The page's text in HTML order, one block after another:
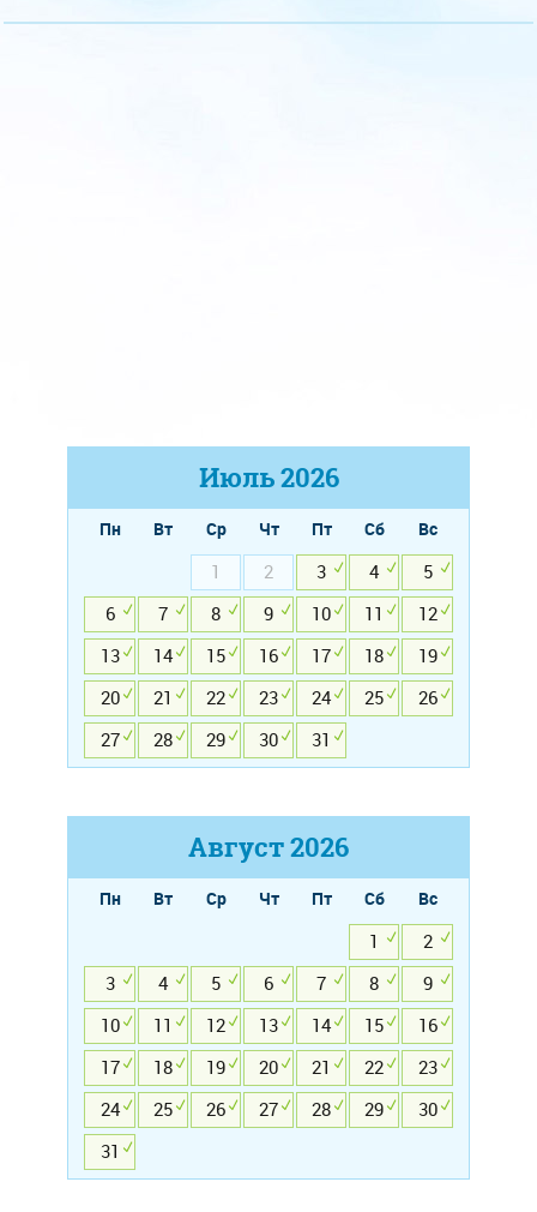
Июль2026
Пн Вт Ср Чт Пт Сб
Вс
1
2 3 4
5
6
7 8 9 10 11
12
13
14 15 16 17 18
19
20
21 22 23 24 25
26
27
28 29 30 31
Август2026
Пн Вт Ср Чт Пт Сб
Вс
1
2
3
4 5 6 7 8
9
10
11 12 13 14 15
16
17
18 19 20 21 22
23
24
25 26 27 28 29
30
31